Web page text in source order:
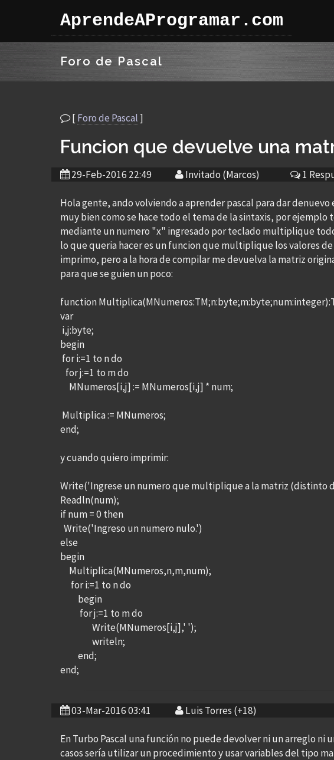
AprendeAProgramar.com
Foro de Pascal
[Foro de Pascal]
Funcion que devuelve una
29-Feb-2016 22:49 Invitado (Marcos) 1
Hola gente, ando volviendo a aprender pascal para dar
muy bien como se hace todo el tema de la sintaxis, por ejemplo
mediante un numero "x" ingresado por teclado multiplique
lo que queria hacer es un funcion que multiplique los valores
imprimo, pero a la hora de compilar me devuelva la matriz
para que se guien un poco:
function
var
i,j:byte;
begin
for i:=1 to n do
for j:=1 to m do
MNumeros[i,j] := MNumeros[i,j] * num;
Multiplica := MNumeros;
end;
y cuando quiero imprimir:
Write('Ingrese un numero que multiplique a la matriz (distinto
Readln(num);
if num = 0 then
Write('Ingreso un numero nulo.')
else
begin
Multiplica(MNumeros,n,m,num);
for i:=1 to n do
begin
for j:=1 to m do
Write(MNumeros[i,j],' ');
writeln;
end;
end;
03-Mar-2016 03:41 Luis Torres (+18)
En Turbo Pascal una función no puede devolver ni un arreglo ni
casos sería utilizar un procedimiento y usar variables del tipo